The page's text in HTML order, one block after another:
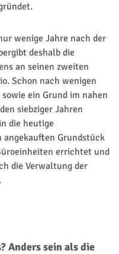
wenige Jahre nach der
deshalb die
an seinen zweiten
Schon nach wenigen
ein Grund im nahen
siebziger Jahren
die heutige
angekauften Grundstück
errichtet und
die Verwaltung der
Anders sein als die